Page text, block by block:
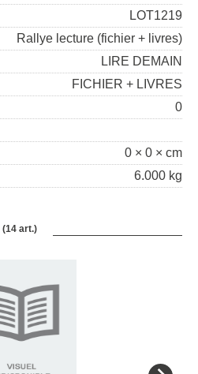
LOT1219
Rallye lecture (fichier + livres)
LIRE DEMAIN
FICHIER + LIVRES
0
0 × 0 × cm
6.000 kg
(14 art.)